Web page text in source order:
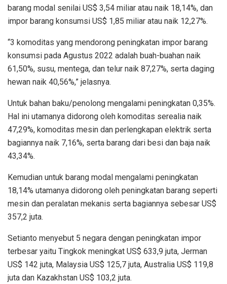
barang modal senilai US$ 3,54 miliar atau naik 18,14%, dan
impor barang konsumsi US$ 1,85 miliar atau naik 12,27%.
“3 komoditas yang mendorong peningkatan impor barang
konsumsi pada Agustus 2022 adalah buah-buahan naik
61,50%, susu, mentega, dan telur naik 87,27%, serta daging
hewan naik 40,56%,” jelasnya.
Untuk bahan baku/penolong mengalami peningkatan 0,35%.
Hal ini utamanya didorong oleh komoditas serealia naik
47,29%, komoditas mesin dan perlengkapan elektrik serta
bagiannya naik 7,16%, serta barang dari besi dan baja naik
43,34%.
Kemudian untuk barang modal mengalami peningkatan
18,14% utamanya didorong oleh peningkatan barang seperti
mesin dan peralatan mekanis serta bagiannya sebesar US$
357,2 juta.
Setianto menyebut 5 negara dengan peningkatan impor
terbesar yaitu Tingkok meningkat US$ 633,9 juta, Jerman
US$ 142 juta, Malaysia US$ 125,7 juta, Australia US$ 119,8
juta dan Kazakhstan US$ 103,2 juta.